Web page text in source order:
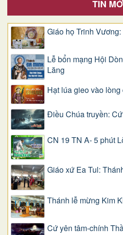
TIN
Giáo họ Trinh
Lễ bổn mạng Hội
Lăng
Hạt lúa gieo vào lòng
Điều Chúa truyền:
CN 19 TN A- 5 phút
Giáo xứ Ea Tul:
Thánh lễ mừng Kim
Cứ yên tâm-chính